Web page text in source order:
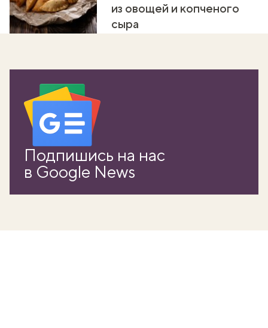
из овощей и копченого
сыра
Подпишись на нас
в Google News